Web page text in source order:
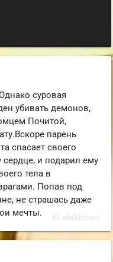
суровая
убивать демонов,
Почитой,
парень
спасает своего
и подарил ему
тела в
Попав под
не страшась даже
мечты.
© shikimori